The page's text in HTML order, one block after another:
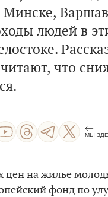
Минске,
людей в
что
МЫ
цен на жилье
фонд по